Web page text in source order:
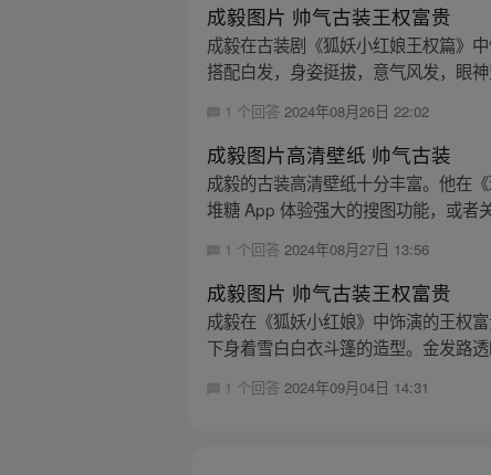
成毅图片 帅气古装王权富贵
成毅在古装剧《狐妖小红娘王权篇》
搭配白发，身姿挺拔，意气风发，眼
1 个回答 2024年08月26日 22:02
成毅图片高清壁纸 帅气古装
成毅的古装高清壁纸十分丰富。他在
堆糖 App 体验强大的搜图功能，或者
1 个回答 2024年08月27日 13:56
成毅图片 帅气古装王权富贵
成毅在《狐妖小红娘》中饰演的王权
下身着雪白白衣斗篷的造型。金发路
1 个回答2024年09月04日 14:31